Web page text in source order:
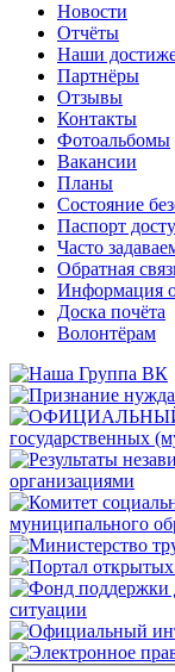
Новости
Отчёты
Наши
Партнёры
Отзывы
Контакты
Фотоальбомы
Вакансии
Планы
Состояние
Паспорт
Часто
Обратная
Информация
Доска почёта
Волонтёрам